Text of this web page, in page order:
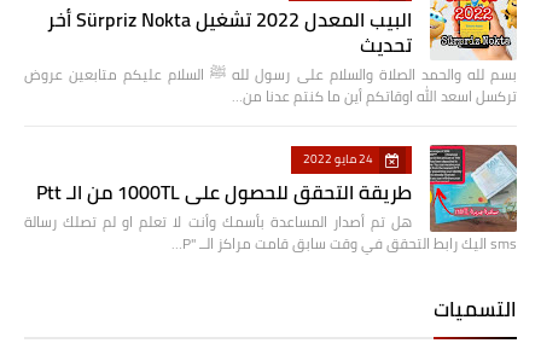
البيب المعدل 2022 تشغيل Sürpriz Nokta أخر
تحديث
بسم لله والحمد الصلاة والسلام على رسول لله ﷺ السلام عليكم متابعين عروض
تركسل اسعد الله اوقاتكم أين ما كنتم عدنا من…
24 مايو 2022
طريقة التحقق للحصول على 1000TL من الـ Ptt
هل تم أصدار المساعدة بأسمك وأنت لا تعلم او لم تصلك رسالة
sms اليك رابط التحقق في وقت سابق قامت مراكز الــ "P…
التسميات